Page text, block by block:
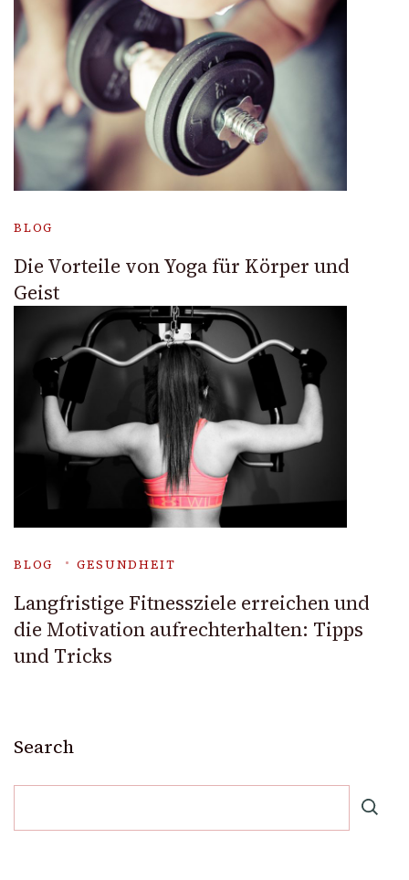
BLOG
Die Vorteile von Yoga für Körper und
Geist
BLOG GESUNDHEIT
Langfristige Fitnessziele erreichen und
die Motivation aufrechterhalten: Tipps
und Tricks
Search